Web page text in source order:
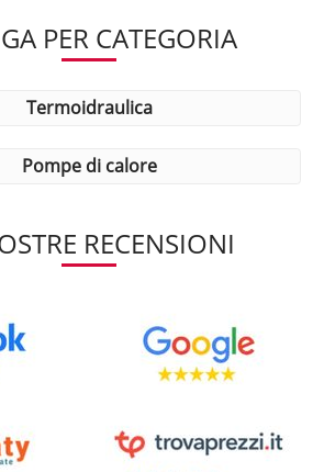
PER CATEGORIA
termoidraulica
pompe di calore
RECENSIONI